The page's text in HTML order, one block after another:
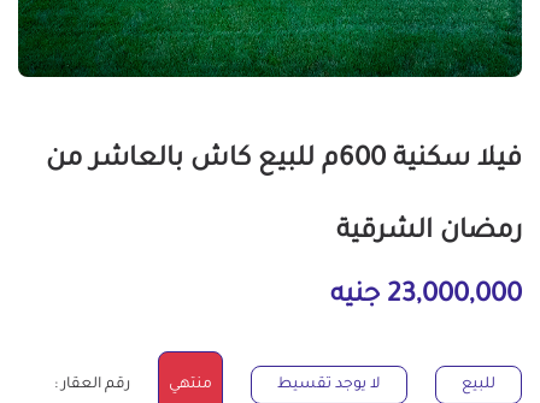
فيلا سكنية 600م للبيع كاش بالعاشر من
رمضان الشرقية
23,000,000 جنيه
للبيع لا يوجد تقسيط منتهي رقم العقار :